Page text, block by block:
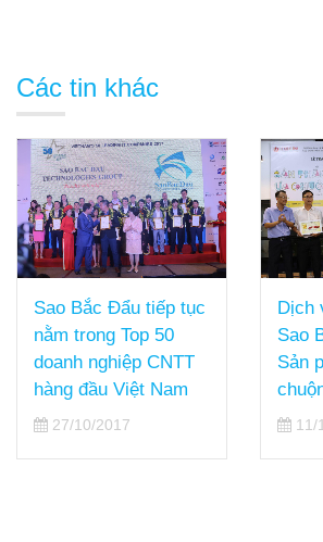
Các tin khác
Sao Bắc Đẩu tiếp tục
nằm trong Top 50
doanh nghiệp CNTT
hàng đầu Việt Nam
27/10/2017
Dịch
Sao
Sản
11/